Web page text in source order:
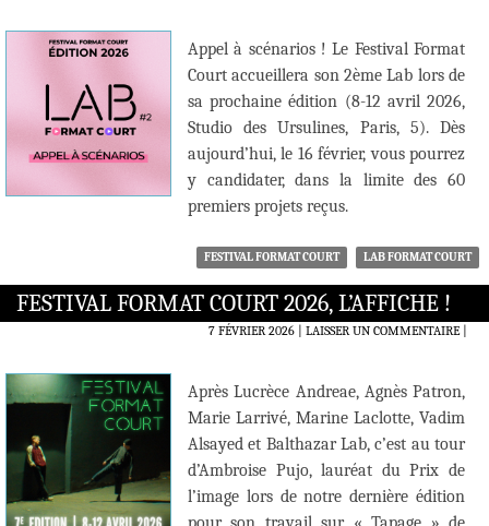
Appel à scénarios ! Le Festival Format
Court accueillera son 2ème Lab lors de
sa prochaine édition (8-12 avril 2026,
Studio des Ursulines, Paris, 5). Dès
aujourd’hui, le 16 février, vous pourrez
y candidater, dans la limite des 60
premiers projets reçus.
FESTIVAL FORMAT COURT LAB FORMAT COURT
FESTIVAL FORMAT COURT 2026, L’AFFICHE !
7 FÉVRIER 2026 LAISSER UN COMMENTAIRE|
Après Lucrèce Andreae, Agnès Patron,
Marie Larrivé, Marine Laclotte, Vadim
Alsayed et Balthazar Lab, c’est au tour
d’Ambroise Pujo, lauréat du Prix de
l’image lors de notre dernière édition